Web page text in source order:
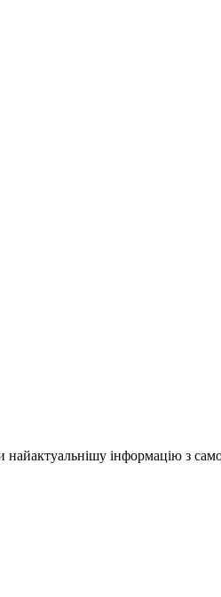
інформацію з